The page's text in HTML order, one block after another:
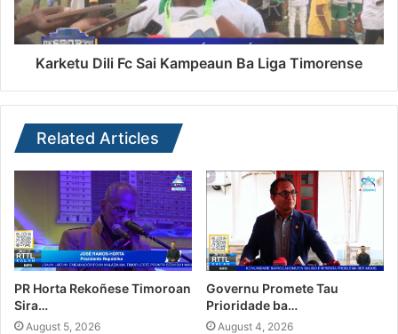
Karketu Dili Fc Sai Kampeaun Ba Liga Timorense
Related Articles
PR Horta Rekoñese Timoroan
Sira…
August 5, 2026
Governu Promete Tau
Prioridade ba…
August 4, 2026